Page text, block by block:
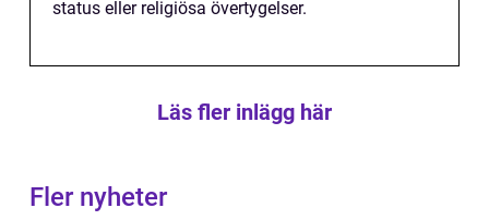
status eller religiösa övertygelser.
Läs fler inlägg här
Fler nyheter